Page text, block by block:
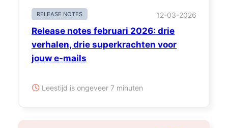
RELEASE NOTES 12-03-2026
Release notes februari 2026: drie
verhalen, drie superkrachten voor
jouw e-mails
Leestijd is ongeveer 7 minuten